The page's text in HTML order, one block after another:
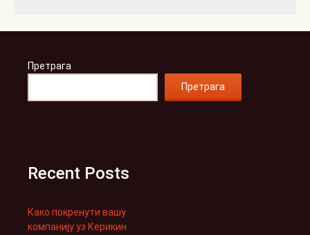
Претрага
Претрага
Recent Posts
Како покренути вашу
компанију уз Керикин